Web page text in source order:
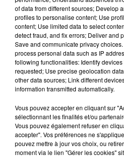
8 août 2026
Royan : elle
ex-conjoint
8 août 2026
logements
en...
7 août 2026
Pape Léon
of data from different sources; Develop
profiles to personalise content; Use
content; Use limited data to select
detect fraud, and fix errors; Deliver and
Save and communicate privacy
process personal data such as IP
following functionalities: Identify
requested; Use precise geolocation
other data sources; Link different
information transmitted automatically.
Vous pouvez accepter en cliquant sur
sélectionnant les finalités et/ou
Vous pouvez également refuser en
accepter". Vos préférences ne
pouvez mettre à jour vos choix, ou
moment via le lien "Gérer les cookies"